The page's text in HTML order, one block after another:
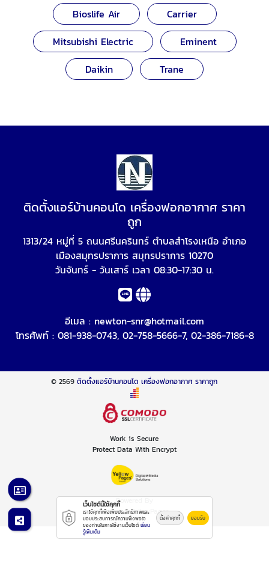
Bioslife Air
Carrier
Mitsubishi Electric
Eminent
Daikin
Trane
ติดตั้งแอร์บ้านคอนโด เครื่องฟอกอากาศ ราคา
ถูก
1313/24 หมู่ที่ 5 ถนนศรีนครินทร์ ตำบลสำโรงเหนือ อำเภอ
เมืองสมุทรปราการ สมุทรปราการ 10270
วันจันทร์ - วันเสาร์ เวลา 08:30-17:30 น.
อีเมล : newton-snr@hotmail.com
โทรศัพท์ : 081-938-0743, 02-758-5666-7, 02-386-7186-8
© 2569ติดตั้งแอร์บ้านคอนโด เครื่องฟอกอากาศ ราคาถูก
Work is Secure
Protect Data With Encrypt
Powered By
Thailand YellowPages
เว็บไซต์นี้ใช้คุกกี้
เราใช้คุกกี้เพื่อเพิ่มประสิทธิภาพและ
มอบประสบการณ์ความพึงพอใจ
ของท่านในการใช้งานเว็บไซต์ เรียน
รู้เพิ่มเติม
ตั้งค่าคุกกี้ ยอมรับ